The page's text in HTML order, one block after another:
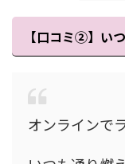
【口コミ②】い
オンラインで